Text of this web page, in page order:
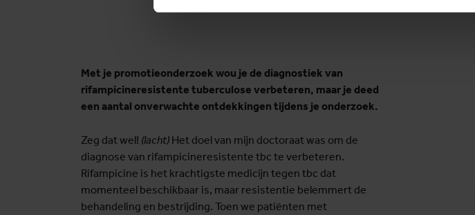
Met je promotieonderzoek wou je de diagnostiek van
rifampicineresistente tuberculose verbeteren, maar je deed
een aantal onverwachte ontdekkingen tijdens je onderzoek.
Zeg dat wel! (lacht) Het doel van mijn doctoraat was om de
diagnose van rifampicineresistente tbc te verbeteren.
Rifampicine is het krachtigste medicijn tegen tbc dat
momenteel beschikbaar is, maar resistentie belemmert de
behandeling en bestrijding. Toen we patiënten met